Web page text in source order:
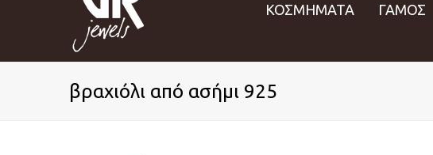
ΚΟΣΜΗΜΑΤΑ ΓΑΜΟΣ
βραχιόλι από ασήμι 925